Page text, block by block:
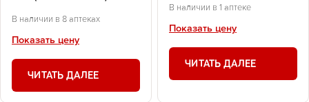
В наличии в 8 аптеках
Показать цену
ЧИТАТЬ ДАЛЕЕ
В наличии в 1 аптеке
Показать цену
ЧИТАТЬ ДАЛЕЕ